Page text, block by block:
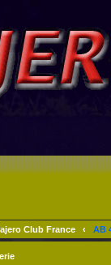
Club France ‹ AB